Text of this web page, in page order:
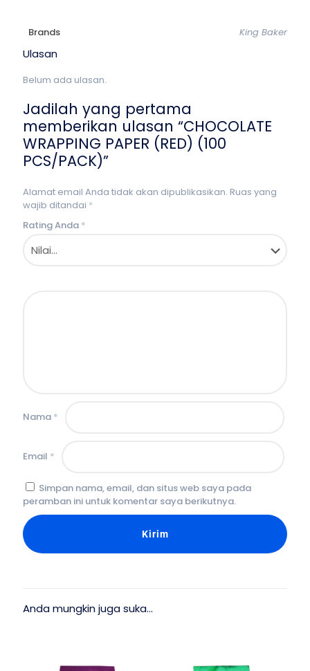
Brands King Baker
Ulasan
Belum ada ulasan.
Jadilah yang pertama
memberikan ulasan “CHOCOLATE
WRAPPING PAPER (RED) (100
PCS/PACK)”
Alamat email Anda tidak akan dipublikasikan. Ruas yang
wajib ditandai *
Rating Anda *
Nama *
Email *
Simpan nama, email, dan situs web saya pada
peramban ini untuk komentar saya berikutnya.
Anda mungkin juga suka…